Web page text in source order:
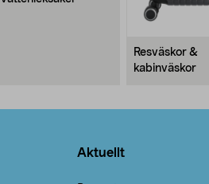
Resväskor &
kabinväskor
Aktuellt